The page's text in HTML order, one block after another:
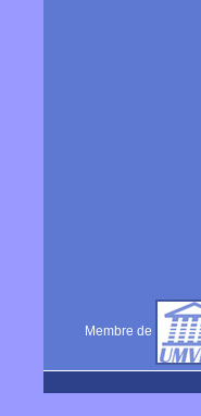
Membre de